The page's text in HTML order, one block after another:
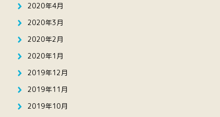
2020年4月
2020年3月
2020年2月
2020年1月
2019年12月
2019年11月
2019年10月